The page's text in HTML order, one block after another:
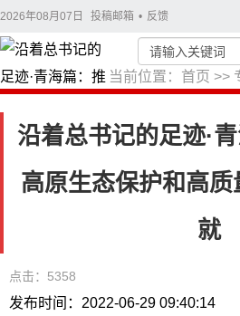
2026年08月07日 投稿邮箱 • 反馈
当前位置： 首页 >>
沿着总书记的足迹·
高原生态保护和高
就
点击：5358
发布时间：2022-06-29 09:40:14